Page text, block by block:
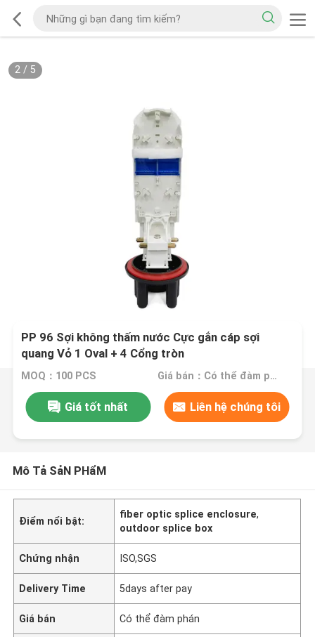
2/ 5
PP 96 Sợi không thấm nước Cực gắn cáp sợi
quang Vỏ 1 Oval + 4 Cổng tròn
MOQ：100 PCS Giá bán：Có thể đàm phán
Giá tốt nhất Liên hệ chúng tôi
Mô Tả SảN PHẩM
Điểm nổi bật:
fiber optic splice enclosure,
outdoor splice box
Chứng nhận ISO,SGS
Delivery Time 5days after pay
Giá bán Có thể đàm phán